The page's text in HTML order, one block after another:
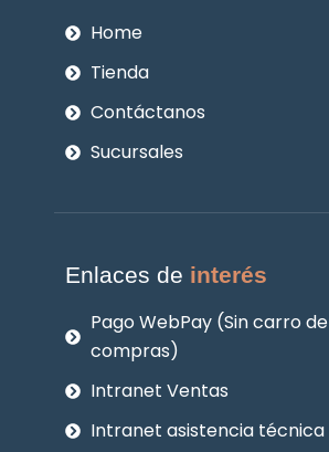
Home
Tienda
Contáctanos
Sucursales
Enlaces de interés
Pago WebPay (Sin carro de
compras)
Intranet Ventas
Intranet asistencia técnica